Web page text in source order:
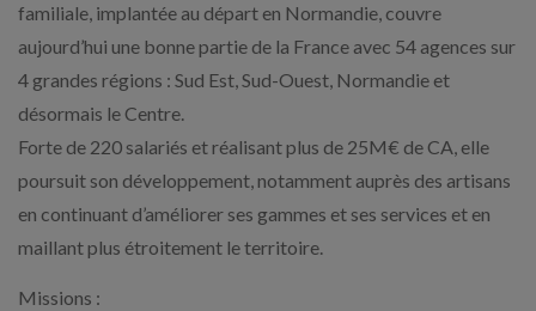
familiale, implantée au départ en Normandie, couvre
aujourd’hui une bonne partie de la France avec 54 agences sur
4 grandes régions : Sud Est, Sud-Ouest, Normandie et
désormais le Centre.
Forte de 220 salariés et réalisant plus de 25M€ de CA, elle
poursuit son développement, notamment auprès des artisans
en continuant d’améliorer ses gammes et ses services et en
maillant plus étroitement le territoire.
Missions :